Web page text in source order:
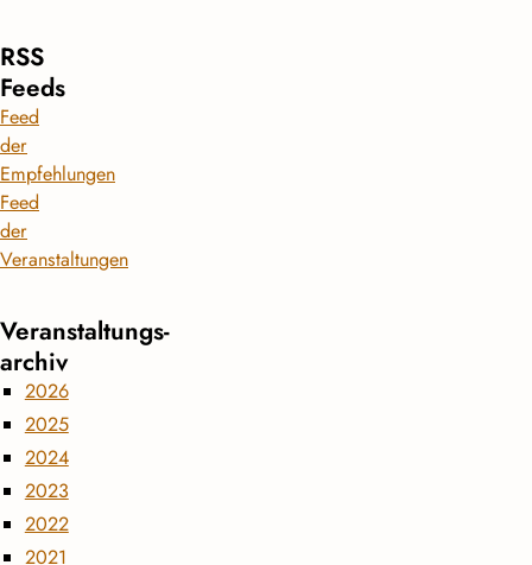
RSS
Feeds
Feed
der
Empfehlungen
Feed
der
Veranstaltungen
Veranstaltungs­
archiv
2026
2025
2024
2023
2022
2021